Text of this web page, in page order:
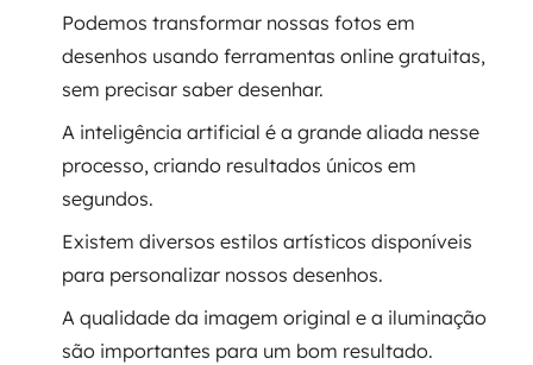
Migração para Cloud
Transformação digital
UX / UI design
Sustentar operações com eficiência
Sustentação de aplicações
SRE / DevOps
Monitoramento 24x7
Podemos transformar nossas fotos em
desenhos usando ferramentas online gratuitas,
sem precisar saber desenhar.
A inteligência artificial é a grande aliada nesse
processo, criando resultados únicos em
segundos.
Existem diversos estilos artísticos disponíveis
para personalizar nossos desenhos.
A qualidade da imagem original e a iluminação
são importantes para um bom resultado.